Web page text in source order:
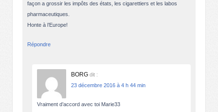
façon a grossir les impôts des états, les cigarettiers et les labos
pharmaceutiques.
Honte à l’Europe!
Répondre
BORG dit :
23 décembre 2016 à 4 h 44 min
Vraiment d’accord avec toi Marie33